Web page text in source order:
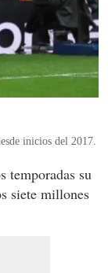
inicios del 2017.
temporadas su
siete millones